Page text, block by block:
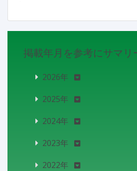
掲載年月を参考にサマリ
2026年
2025年
2024年
2023年
2022年